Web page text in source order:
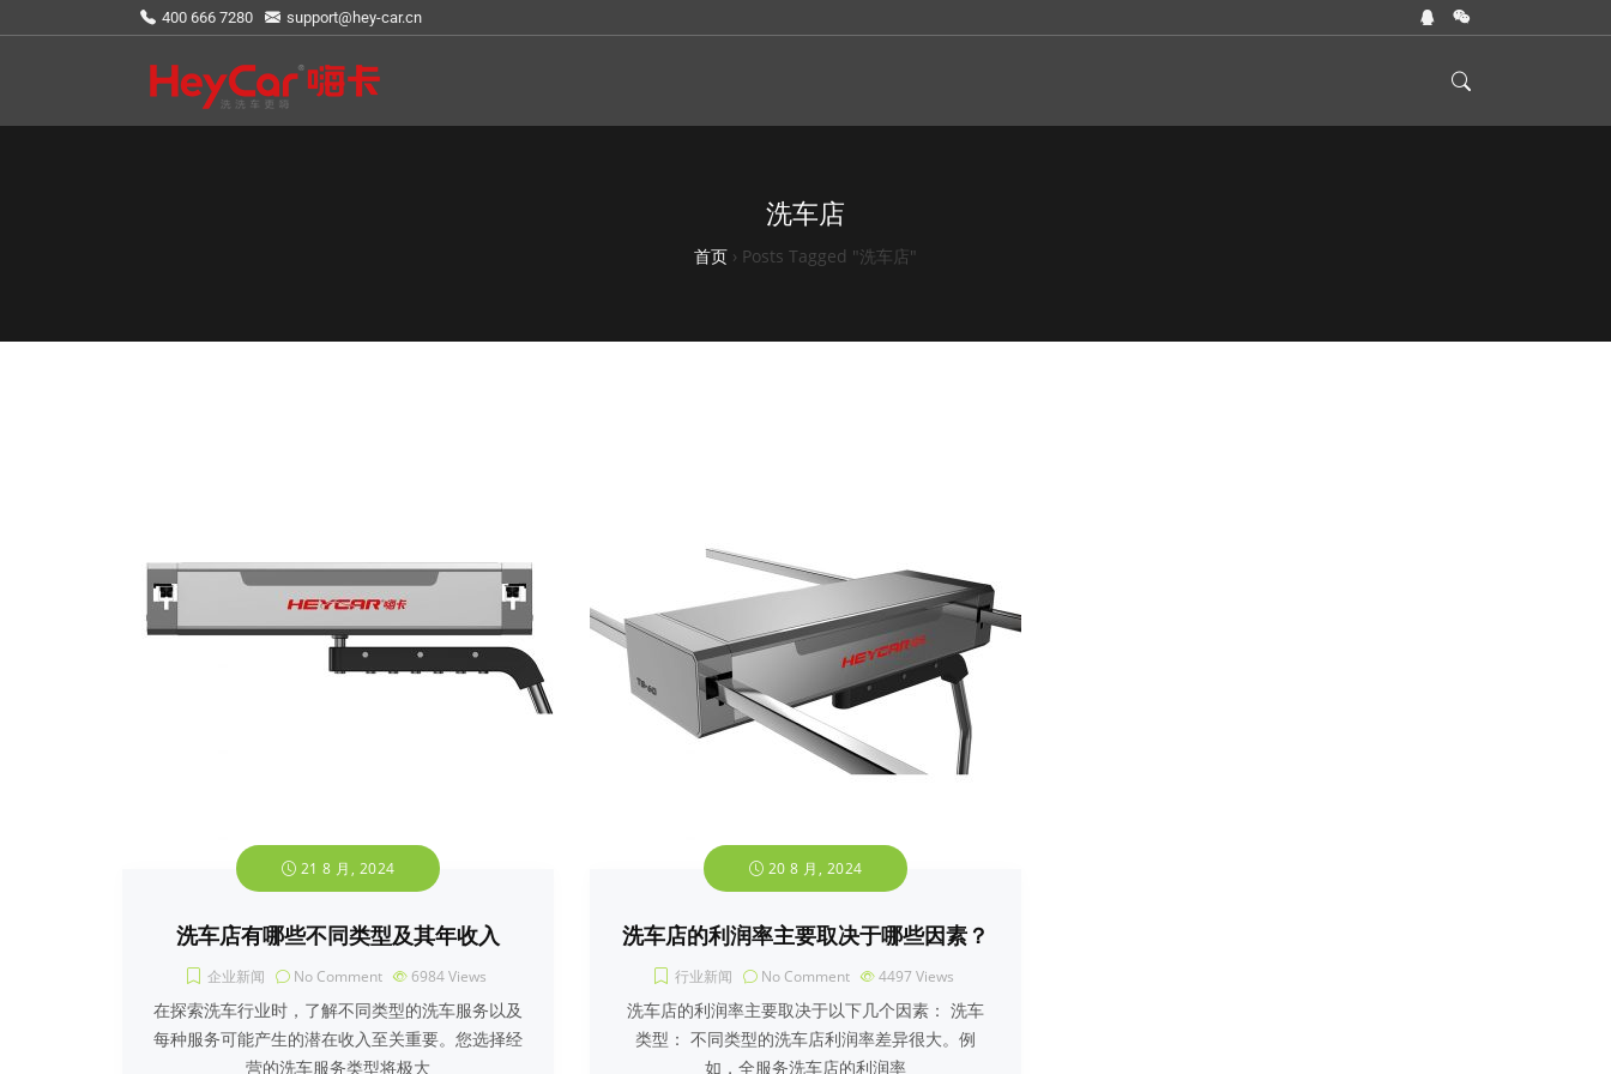
400 666 7280 support@hey-car.cn
洗车店
首页 › Posts Tagged "洗车店"
21 8 月, 2024
洗车店有哪些不同类型及其年收入
企业新闻 No Comment 6984Views
在探索洗车行业时，了解不同类型的洗车服务以及
每种服务可能产生的潜在收入至关重要。您选择经
营的洗车服务类型将极大
20 8 月, 2024
洗车店的利润率主要取决于哪些因素？
行业新闻 No Comment 4497 Views
洗车店的利润率主要取决于以下几个因素： 洗车
类型： 不同类型的洗车店利润率差异很大。例
如，全服务洗车店的利润率